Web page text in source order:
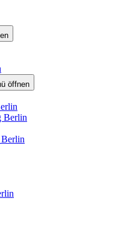
öffnen
Berlin
Berlin